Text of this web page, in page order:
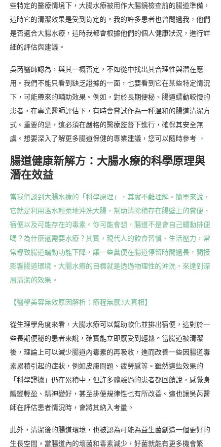
些特定的醫療情境下，大腸水療被用作大腸鏡檢查前的腸道準備，
這時它的清潔效果是受到肯定的。我的許多患者也曾問過我，他們
是否適合大腸水療，這時我都會根據他們的個人健康狀況，進行詳
細的評估與建議。
吳芮醫師認為，與其一概否定，不如從中找出其合理性與潛在應
用。我們不能只看到缺乏證據的一面，也要看到它在某些特定情況
下，可能帶來的輔助效果。例如，對於長期便秘、腸道蠕動較慢的
患者，在專業醫師評估下，有時會嘗試作為一種溫和的腸道清潔方
式。重要的是，這必須在嚴格的醫療監督下進行，確保其安全無
虞。想要深入了解更多腸道保健的專業建議，您可以隨時參考 。
腸道健康新解方：大腸水療的科學原理與
潛在效益
當我們談到大腸水療的「科學原理」，其實不難理解。簡單來說，
它就是利用溫水輕柔地沖洗大腸，幫助清除積存在腸壁上的糞便、
宿便以及可能存在的毒素。你可能會想，腸道不是會自己蠕動排便
嗎？為什麼還需要水療？其實，現代人的飲食習慣、生活壓力，常
常導致腸道蠕動功能下降，讓一些糞便在腸道停留時間過長，間接
影響腸道環境。大腸水療的目標就是透過物理性的沖洗，來達到深
層清潔的效果。
【醫學美容無效原因解析：療程無感3大真相】
從生理學角度來看，大腸水療可以幫助軟化並排出宿便，這對於一
些長期便秘的患者來說，確實能立即感受到輕鬆。當腸道被清潔
後，理論上可以減少腸道內毒素的再吸收，進而改善一些因腸道毒
素累積引起的症狀，例如皮膚問題、疲勞感等。雖然這些效果的
「科學證據」仍在累積中，但許多體驗過的患者都回饋說，感覺身
體變輕盈、精神變好，甚至排便規律性也有所改善。這也讓吳芮醫
師在評估患者情況時，會將其納入考量。
此外，清潔後的腸道環境，也被認為可能為益生菌創造一個更好的
生長空間。當腸道內的壞菌和毒素減少，好菌就能有更多機會繁